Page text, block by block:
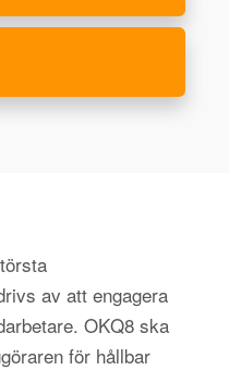
av att engagera
OKQ8 ska
för hållbar